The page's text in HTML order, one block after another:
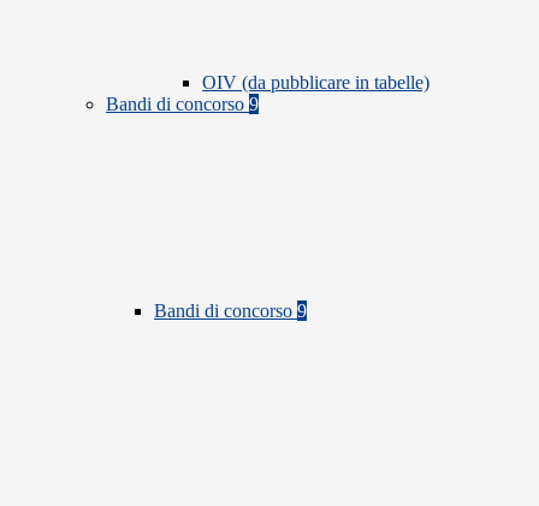
OIV (da pubblicare in tabelle)
Bandi di concorso 9
Bandi di concorso 9